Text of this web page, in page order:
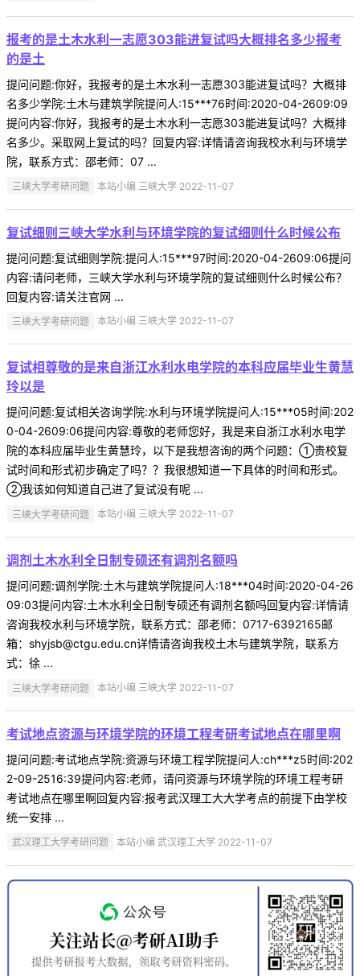
报考的是土木水利一志愿303能进复试吗大概排名多少报考
的是土
提问问题:你好，我报考的是土木水利一志愿303能进复试吗？大概排
名多少学院:土木与建筑学院提问人:15***76时间:2020-04-2609:09
提问内容:你好，我报考的是土木水利一志愿303能进复试吗？大概排
名多少。采取网上复试的吗？回复内容:详情请咨询我校水利与环境学
院，联系方式：邵老师：07 ...
三峡大学考研问题 本站小编 三峡大学 2022-11-07
复试细则三峡大学水利与环境学院的复试细则什么时候公布
提问问题:复试细则学院:提问人:15***97时间:2020-04-2609:06提问
内容:请问老师，三峡大学水利与环境学院的复试细则什么时候公布？
回复内容:请关注官网 ...
三峡大学考研问题 本站小编 三峡大学 2022-11-07
复试相尊敬的是来自浙江水利水电学院的本科应届毕业生黄慧
玲以是
提问问题:复试相关咨询学院:水利与环境学院提问人:15***05时间:202
0-04-2609:06提问内容:尊敬的老师您好，我是来自浙江水利水电学
院的本科应届毕业生黄慧玲，以下是我想咨询的两个问题：①贵校复
试时间和形式初步确定了吗？？我很想知道一下具体的时间和形式。
②我该如何知道自己进了复试没有呢 ...
三峡大学考研问题 本站小编 三峡大学 2022-11-07
调剂土木水利全日制专硕还有调剂名额吗
提问问题:调剂学院:土木与建筑学院提问人:18***04时间:2020-04-26
09:03提问内容:土木水利全日制专硕还有调剂名额吗回复内容:详情请
咨询我校水利与环境学院，联系方式：邵老师：0717-6392165邮
箱：shyjsb@ctgu.edu.cn详情请咨询我校土木与建筑学院，联系方
式：徐 ...
三峡大学考研问题 本站小编 三峡大学 2022-11-07
考试地点资源与环境学院的环境工程考研考试地点在哪里啊
提问问题:考试地点学院:资源与环境工程学院提问人:ch***z5时间:202
2-09-2516:39提问内容:老师，请问资源与环境学院的环境工程考研
考试地点在哪里啊回复内容:报考武汉理工大大学考点的前提下由学校
统一安排 ...
武汉理工大学考研问题 本站小编 武汉理工大学 2022-11-07